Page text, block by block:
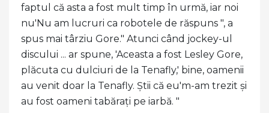
faptul că asta a fost mult timp în urmă, iar noi
nu'Nu am lucruri ca robotele de răspuns ", a
spus mai târziu Gore." Atunci când jockey-ul
discului ... ar spune, 'Aceasta a fost Lesley Gore,
plăcuta cu dulciuri de la Tenafly,' bine, oamenii
au venit doar la Tenafly. Știi că eu'm-am trezit și
au fost oameni tabărați pe iarbă. "